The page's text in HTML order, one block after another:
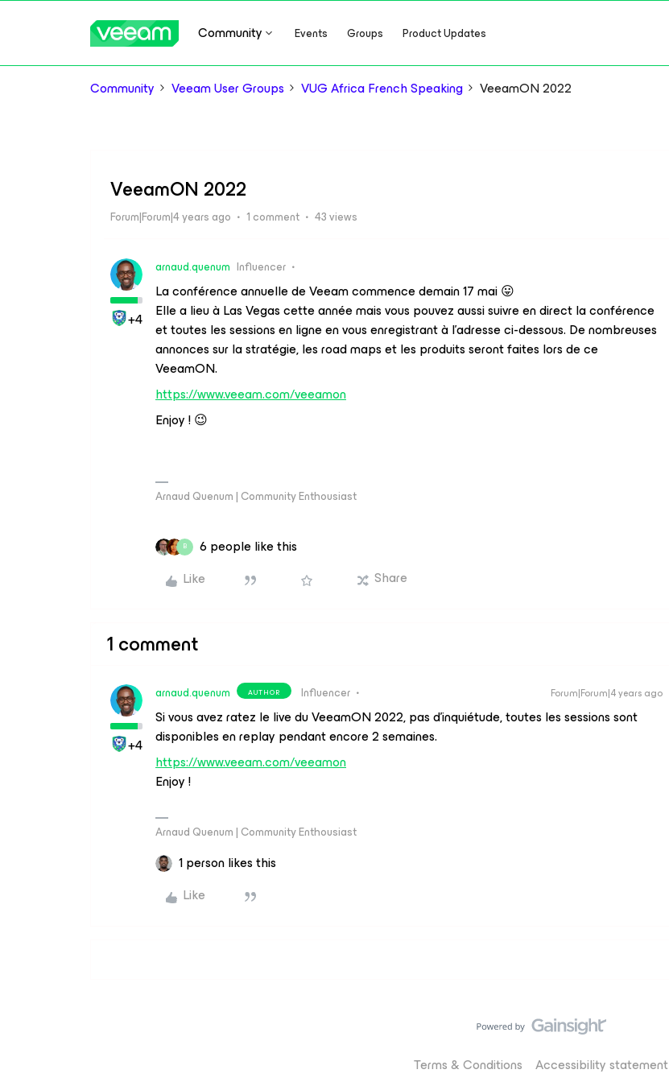
Community Events Groups Product Updates
Community Veeam User Groups VUG Africa French Speaking VeeamON 2022
VeeamON 2022
Forum|Forum|4 years ago 1 comment 43 views
+4
arnaud.quenum Influencer
La conférence annuelle de Veeam commence demain 17 mai 😛
Elle a lieu à Las Vegas cette année mais vous pouvez aussi suivre en direct la conférence
et toutes les sessions en ligne en vous enregistrant à l’adresse ci-dessous. De nombreuses
annonces sur la stratégie, les road maps et les produits seront faites lors de ce
VeeamON.
https://www.veeam.com/veeamon
Enjoy ! 😉
Arnaud Quenum | Community Enthousiast
B
6 people like this
Like
Share
1 comment
+4
arnaud.quenum AUTHOR Influencer Forum|Forum|4 years ago
Si vous avez ratez le live du VeeamON 2022, pas d’inquiétude, toutes les sessions sont
disponibles en replay pendant encore 2 semaines.
https://www.veeam.com/veeamon
Enjoy !
Arnaud Quenum | Community Enthousiast
1 person likes this
Like
Terms & Conditions Accessibility statement